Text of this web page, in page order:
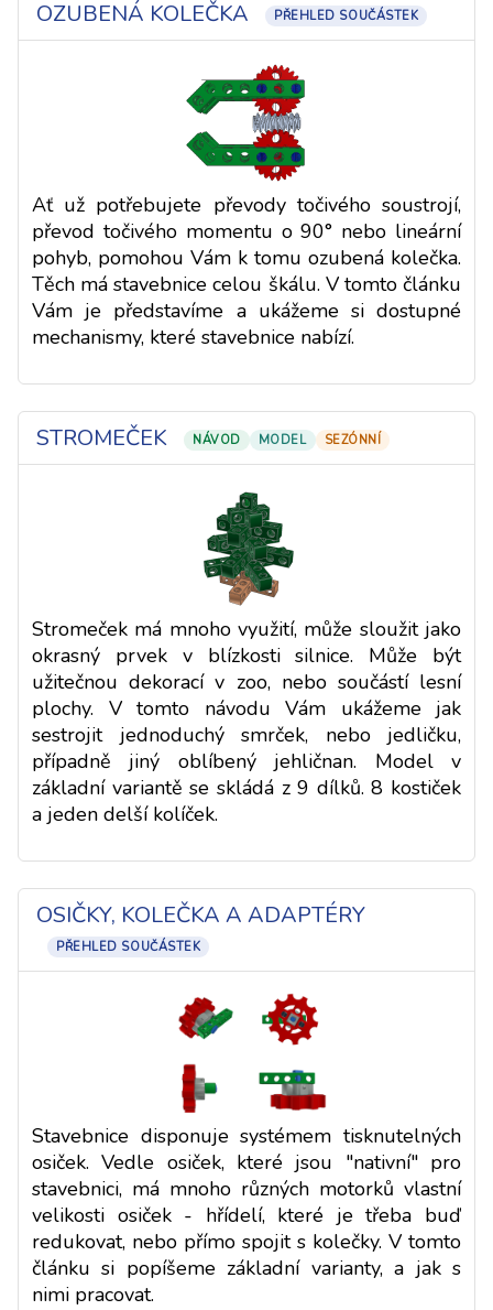
OZUBENÁ KOLEČKA PŘEHLED SOUČÁSTEK
Ať už potřebujete převody točivého soustrojí,
převod točivého momentu o 90° nebo lineární
pohyb, pomohou Vám k tomu ozubená kolečka.
Těch má stavebnice celou škálu. V tomto článku
Vám je představíme a ukážeme si dostupné
mechanismy, které stavebnice nabízí.
STROMEČEK NÁVOD MODEL SEZÓNNÍ
Stromeček má mnoho využití, může sloužit jako
okrasný prvek v blízkosti silnice. Může být
užitečnou dekorací v zoo, nebo součástí lesní
plochy. V tomto návodu Vám ukážeme jak
sestrojit jednoduchý smrček, nebo jedličku,
případně jiný oblíbený jehličnan. Model v
základní variantě se skládá z 9 dílků. 8 kostiček
a jeden delší kolíček.
OSIČKY, KOLEČKA A ADAPTÉRY
PŘEHLED SOUČÁSTEK
Stavebnice disponuje systémem tisknutelných
osiček. Vedle osiček, které jsou "nativní" pro
stavebnici, má mnoho různých motorků vlastní
velikosti osiček - hřídelí, které je třeba buď
redukovat, nebo přímo spojit s kolečky. V tomto
článku si popíšeme základní varianty, a jak s
nimi pracovat.